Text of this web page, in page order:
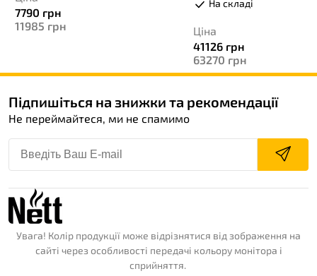
7790 грн
11985 грн
На складі
Ціна
41126 грн
63270 грн
Підпишіться на знижки та рекомендації
Не переймайтеся, ми не спамимо
Увага! Колір продукції може відрізнятися від зображення на
сайті через особливості передачі кольору монітора і
сприйняття.